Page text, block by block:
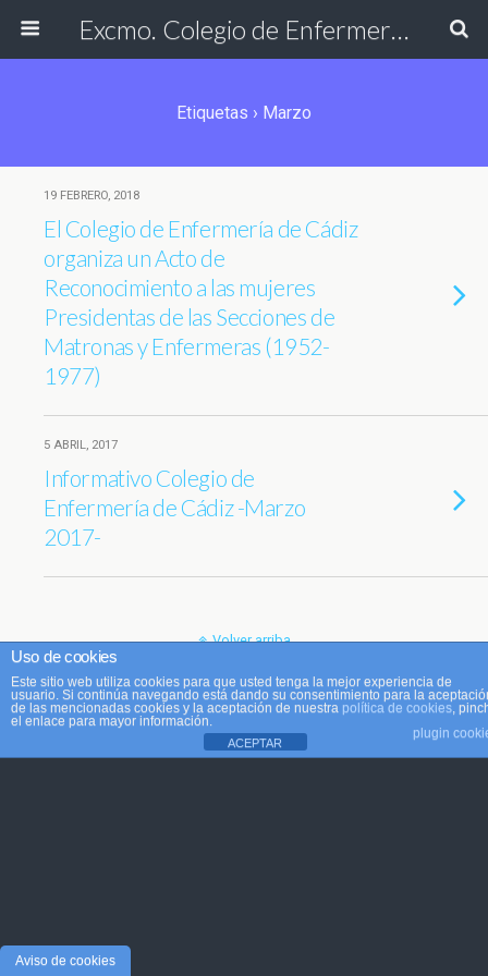
Excmo. Colegio de Enfermería de Cádiz
Etiquetas › Marzo
19 FEBRERO, 2018
El Colegio de Enfermería de Cádiz
organiza un Acto de
Reconocimiento a las mujeres
Presidentas de las Secciones de
Matronas y Enfermeras (1952-
1977)
5 ABRIL, 2017
Informativo Colegio de
Enfermería de Cádiz -Marzo
2017-
Volver arriba
Móvil Escritorio
Uso de cookies
Este sitio web utiliza cookies para que usted tenga la mejor experiencia de
usuario. Si continúa navegando está dando su consentimiento para la
de las mencionadas cookies y la aceptación de nuestra política de cookies,
el enlace para mayor información.
plugin
ACEPTAR
Aviso de cookies